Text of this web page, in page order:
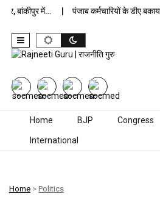
बांकीपुर में… पंजाब कर्मचारियों के डीए बकाया
Skip to content
Home BJP Congress
International
Home > Politics